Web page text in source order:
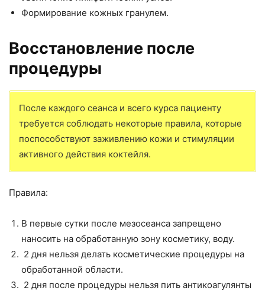
Формирование кожных гранулем.
Восстановление после
процедуры
После каждого сеанса и всего курса пациенту
требуется соблюдать некоторые правила, которые
поспособствуют заживлению кожи и стимуляции
активного действия коктейля.
Правила:
В первые сутки после мезосеанса запрещено
наносить на обработанную зону косметику, воду.
2 дня нельзя делать косметические процедуры на
обработанной области.
2 дня после процедуры нельзя пить антикоагулянты